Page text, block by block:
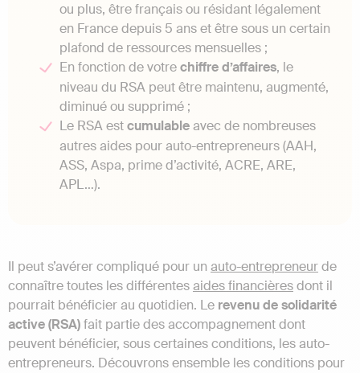
ou plus, être français ou résidant légalement
en France depuis 5 ans et être sous un certain
plafond de ressources mensuelles ;
En fonction de votrechiffre d’affaires, le
niveau du RSA peut être maintenu, augmenté,
diminué ou supprimé ;
Le RSA estcumulableavec de nombreuses
autres aides pour auto-entrepreneurs (AAH,
ASS, Aspa, prime d’activité, ACRE, ARE,
APL…).
Il peut s’avérer compliqué pour un auto-entrepreneurde
connaître toutes les différentesaides financièresdont il
pourrait bénéficier au quotidien. Le revenu de solidarité
active (RSA)fait partie des accompagnement dont
peuvent bénéficier, sous certaines conditions, les auto-
entrepreneurs. Découvrons ensemble les conditions pour